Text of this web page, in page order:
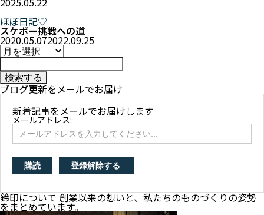
ほぼ日記♡
スケボー挑戦への道
2020.05.072022.09.25
ブログ更新をメールでお届け
新着記事をメールでお届けします
メールアドレス:
鈴印について 創業以来の想いと、私たちのものづくりの姿勢
をまとめています。